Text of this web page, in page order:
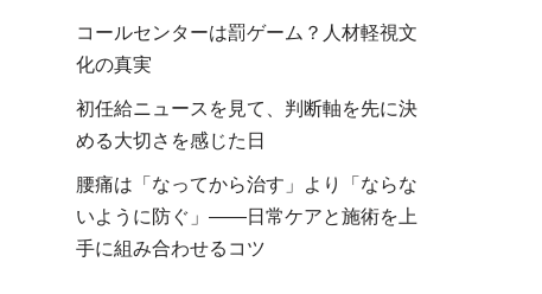
コールセンターは罰ゲーム？人材軽視文
化の真実
初任給ニュースを見て、判断軸を先に決
める大切さを感じた日
腰痛は「なってから治す」より「ならな
いように防ぐ」――日常ケアと施術を上
手に組み合わせるコツ